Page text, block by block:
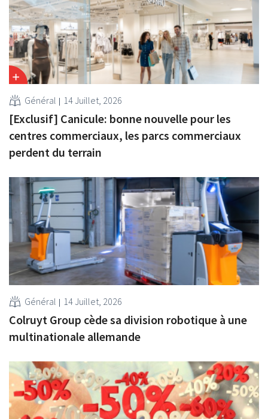
Général 14 Juillet, 2026
[Exclusif] Canicule: bonne nouvelle pour les
centres commerciaux, les parcs commerciaux
perdent du terrain
Général 14 Juillet, 2026
Colruyt Group cède sa division robotique à une
multinationale allemande